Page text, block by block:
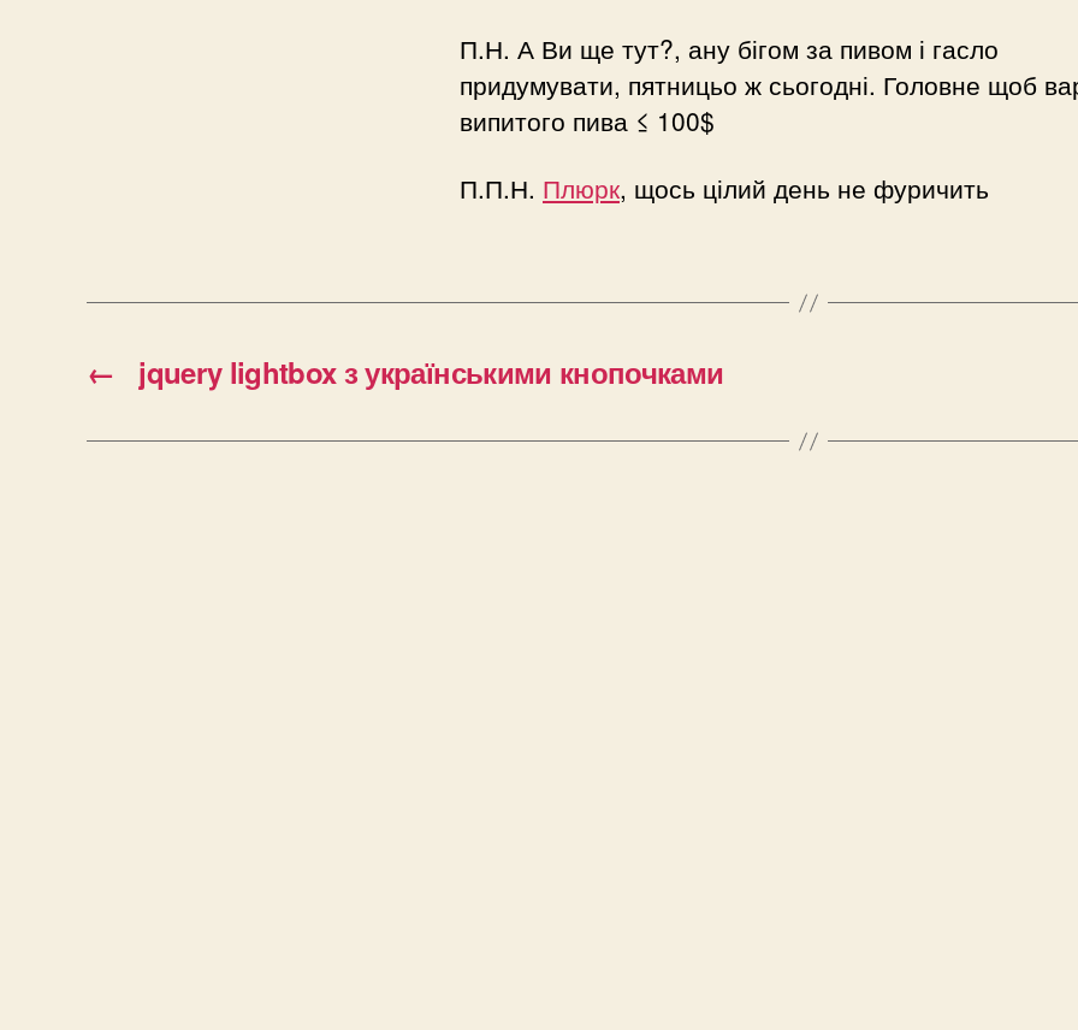
П.Н. А Ви ще тут?, ану бігом за пивом і гасло
придумувати, пятницьо ж сьогодні. Головне щоб
випитого пива ≤ 100$
П.П.Н. Плюрк, щось цілий день не фуричить
← jquery lightbox з українськими кнопочками